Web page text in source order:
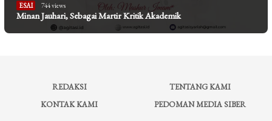
ESAI 744 views
Minan Jauhari, Sebagai Martir Kritik Akademik
REDAKSI
TENTANG KAMI
KONTAK KAMI
PEDOMAN MEDIA SIBER